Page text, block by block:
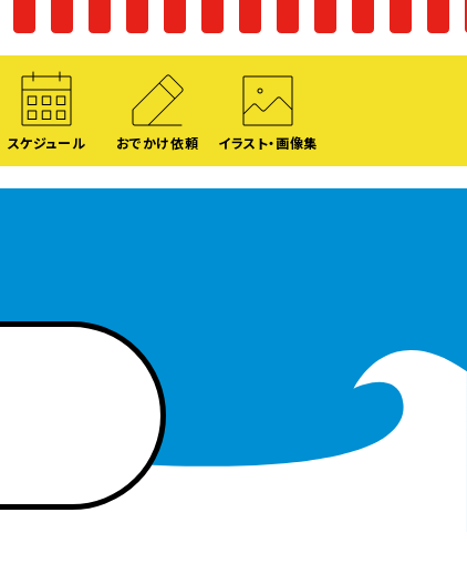
スケジュール おでかけ依頼 イラスト・画像集